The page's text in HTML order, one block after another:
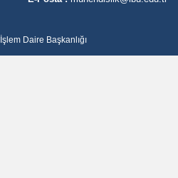
Daire Başkanlığı